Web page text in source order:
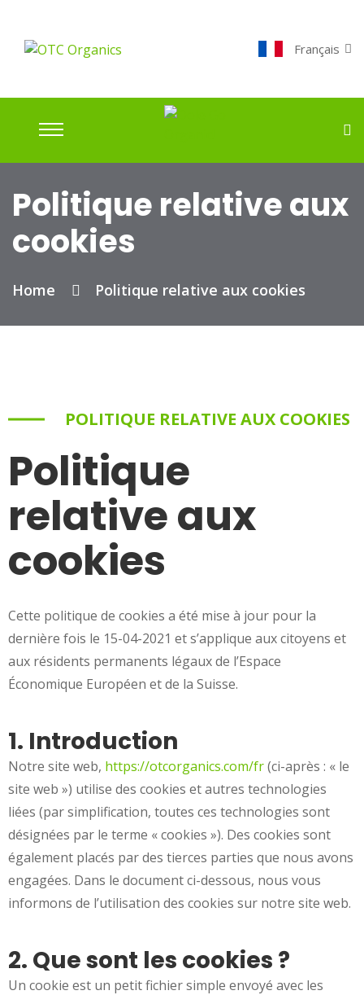
Français
Politique relative aux
cookies
Home Politique relative aux cookies
POLITIQUE RELATIVE AUX COOKIES
Politique
relative aux
cookies
Cette politique de cookies a été mise à jour pour la
dernière fois le 15-04-2021 et s’applique aux citoyens et
aux résidents permanents légaux de l’Espace
Économique Européen et de la Suisse.
1. Introduction
Notre site web, https://otcorganics.com/fr(ci-après : « le
site web ») utilise des cookies et autres technologies
liées (par simplification, toutes ces technologies sont
désignées par le terme « cookies »). Des cookies sont
également placés par des tierces parties que nous avons
engagées. Dans le document ci-dessous, nous vous
informons de l’utilisation des cookies sur notre site web.
2. Que sont les cookies ?
Un cookie est un petit fichier simple envoyé avec les